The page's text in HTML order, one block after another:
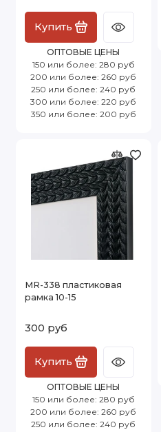
Купить
ОПТОВЫЕ ЦЕНЫ
150 или более: 280 руб
200 или более: 260 руб
250 или более: 240 руб
300 или более: 220 руб
350 или более: 200 руб
MR-338 пластиковая
рамка 10-15
300 руб
Купить
ОПТОВЫЕ ЦЕНЫ
150 или более: 280 руб
200 или более: 260 руб
250 или более: 240 руб